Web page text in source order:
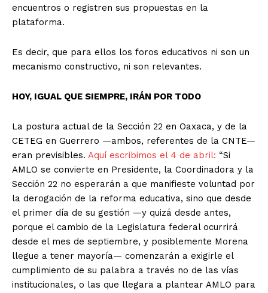
encuentros o registren sus propuestas en la
plataforma.
Es decir, que para ellos los foros educativos ni son un
mecanismo constructivo, ni son relevantes.
HOY, IGUAL QUE SIEMPRE, IRÁN POR TODO
La postura actual de la Sección 22 en Oaxaca, y de la
CETEG en Guerrero —ambos, referentes de la CNTE—
eran previsibles. Aquí escribimos el 4 de abril: “Si
AMLO se convierte en Presidente, la Coordinadora y la
Sección 22 no esperarán a que manifieste voluntad por
la derogación de la reforma educativa, sino que desde
el primer día de su gestión —y quizá desde antes,
porque el cambio de la Legislatura federal ocurrirá
desde el mes de septiembre, y posiblemente Morena
llegue a tener mayoría— comenzarán a exigirle el
cumplimiento de su palabra a través no de las vías
institucionales, o las que llegara a plantear AMLO para